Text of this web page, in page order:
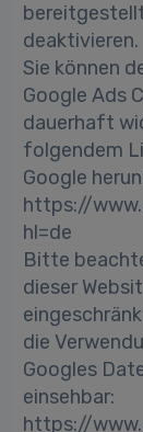
deaktivieren.
Sie können
Google Ads
dauerhaft
folgendem
Google
https://
hl=de
Bitte
dieser
die
Googles
einsehbar:
https://